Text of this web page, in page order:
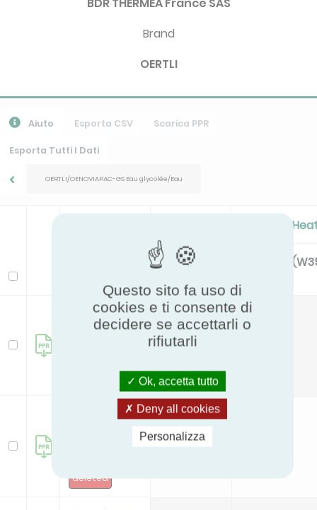
Brand
OERTLI
Aiuto Esporta CSV Scarica PPR
Esporta Tutti I Dati
OERTLI/OENOVIAPAC-GS Eau glycolée/Eau
Seasonal
LwI Env Pdesignh
OEnoviaPAC-
GS 12 MR
55
OEnoviaPAC-
deleted
55
Questo sito fa uso di
cookies e ti consente di
decidere se accettarli o
rifiutarli
Ok, accetta tutto
Deny all cookies
Personalizza